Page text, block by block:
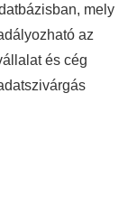
mely
az
és cég